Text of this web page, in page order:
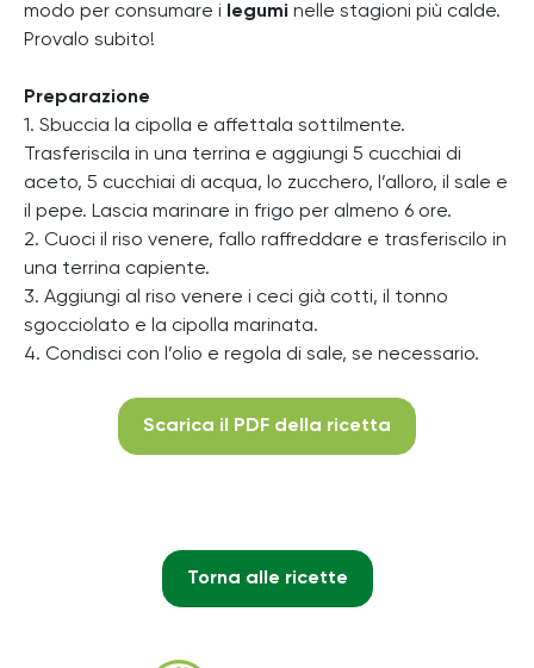
modo per consumare i
legumi nelle stagioni più calde.
Provalo subito!
Preparazione
1. Sbuccia la cipolla e affettala sottilmente.
Trasferiscila in una terrina e aggiungi 5 cucchiai di
aceto, 5 cucchiai di acqua, lo zucchero, l’alloro, il sale e
il pepe. Lascia marinare in frigo per almeno 6 ore.
2. Cuoci il riso venere, fallo raffreddare e trasferiscilo in
una terrina capiente.
3. Aggiungi al riso venere i ceci già cotti, il tonno
sgocciolato e la cipolla marinata.
4. Condisci con l’olio e regola di sale, se necessario.
Scarica il PDF della ricetta
Torna alle ricette